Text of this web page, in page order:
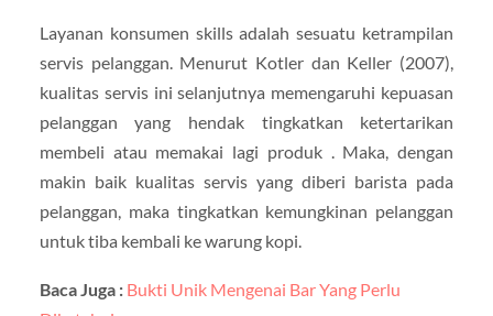
Layanan konsumen skills adalah sesuatu ketrampilan
servis pelanggan. Menurut Kotler dan Keller (2007),
kualitas servis ini selanjutnya memengaruhi kepuasan
pelanggan yang hendak tingkatkan ketertarikan
membeli atau memakai lagi produk . Maka, dengan
makin baik kualitas servis yang diberi barista pada
pelanggan, maka tingkatkan kemungkinan pelanggan
untuk tiba kembali ke warung kopi.
Baca Juga : Bukti Unik Mengenai Bar Yang Perlu